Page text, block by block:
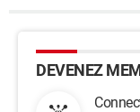
DEVENEZ